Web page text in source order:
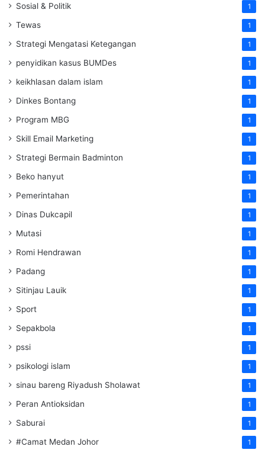
Sosial & Politik 1
Tewas 1
Strategi Mengatasi Ketegangan 1
penyidikan kasus BUMDes 1
keikhlasan dalam islam 1
Dinkes Bontang 1
Program MBG 1
Skill Email Marketing 1
Strategi Bermain Badminton 1
Beko hanyut 1
Pemerintahan 1
Dinas Dukcapil 1
Mutasi 1
Romi Hendrawan 1
Padang 1
Sitinjau Lauik 1
Sport 1
Sepakbola 1
pssi 1
psikologi islam 1
sinau bareng Riyadush Sholawat 1
Peran Antioksidan 1
Saburai 1
#Camat Medan Johor 1